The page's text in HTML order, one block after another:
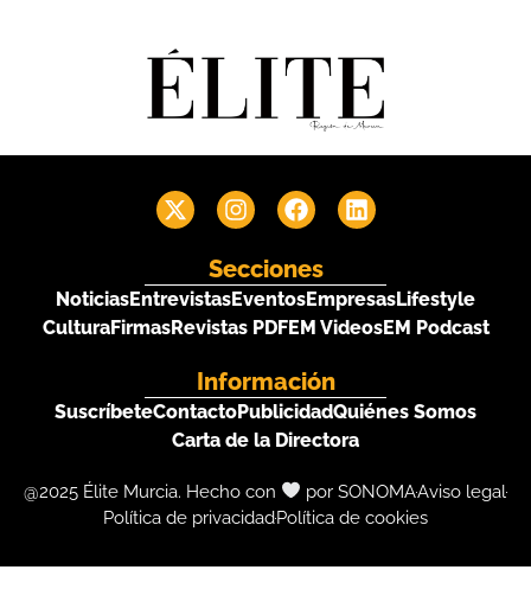
Secciones
NoticiasEntrevistasEventosEmpresasLifestyle
CulturaFirmasRevistas PDFEM VideosEM Podcast
Información
SuscríbeteContactoPublicidadQuiénes Somos
Carta de la Directora
@2025 Élite Murcia. Hecho con por SONOMAAviso legal
Política de privacidadPolítica de cookies